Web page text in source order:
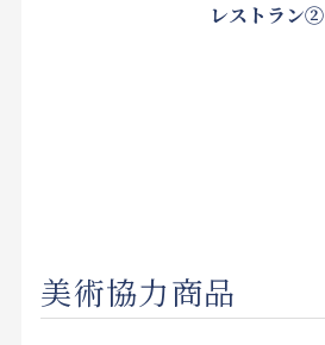
レストラン②
美術協力商品